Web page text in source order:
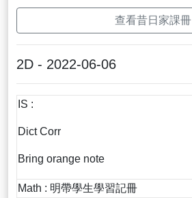
查看昔日家課冊
2D - 2022-06-06
IS :
Dict Corr
Bring orange note
Math : 明帶學生學習記冊